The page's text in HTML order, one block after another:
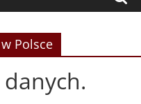
Polsce